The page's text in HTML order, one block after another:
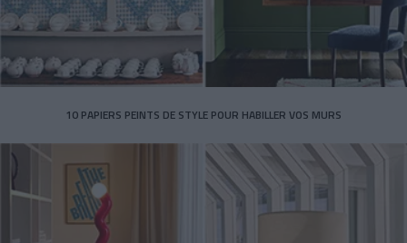
10 PAPIERS PEINTS DE STYLE POUR HABILLER VOS MURS